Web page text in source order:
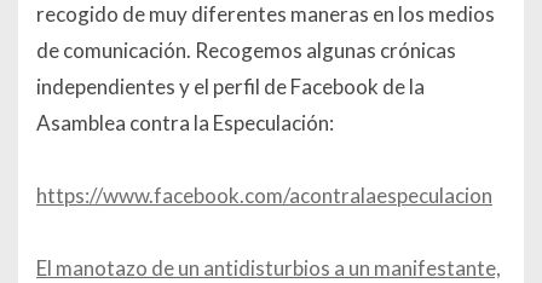
recogido de muy diferentes maneras en los medios
de comunicación. Recogemos algunas crónicas
independientesy el perfil de Facebook de la
Asamblea contra la Especulación:
https://www.facebook.com/acontralaespeculacion
El manotazo de un antidisturbios a un manifestante,